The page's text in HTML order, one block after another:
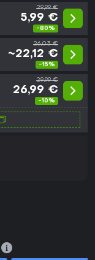
29,99 €
5,99 €
-80%
26,03 €
~22,12 €
-15%
29,99 €
26,99 €
-10%